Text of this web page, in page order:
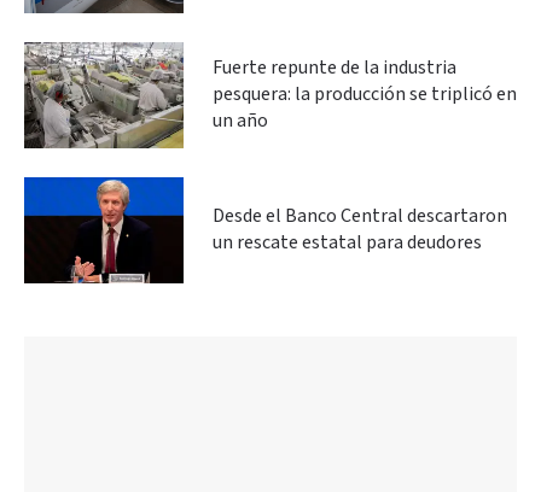
Fuerte repunte de la industria
pesquera: la producción se triplicó en
un año
Desde el Banco Central descartaron
un rescate estatal para deudores